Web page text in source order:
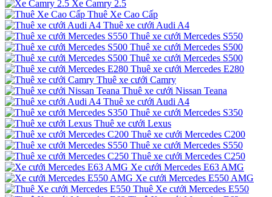
Xe Camry 2.5
Thuê Xe Cao Cấp
Thuê xe cưới Audi A4
Thuê xe cưới Mercedes S550
Thuê xe cưới Mercedes S500
Thuê xe cưới Mercedes S500
Thuê xe cưới Mercedes E280
Thuê xe cưới Camry
Thuê xe cưới Nissan Teana
Thuê xe cưới Audi A4
Thuê xe cưới Mercedes S350
Thuê xe cưới Lexus
Thuê xe cưới Mercedes C200
Thuê xe cưới Mercedes S550
Thuê xe cưới Mercedes C250
Xe cưới Mercedes E63 AMG
Xe cưới Mercedes E550 AMG
Thuê Xe cưới Mercedes E550